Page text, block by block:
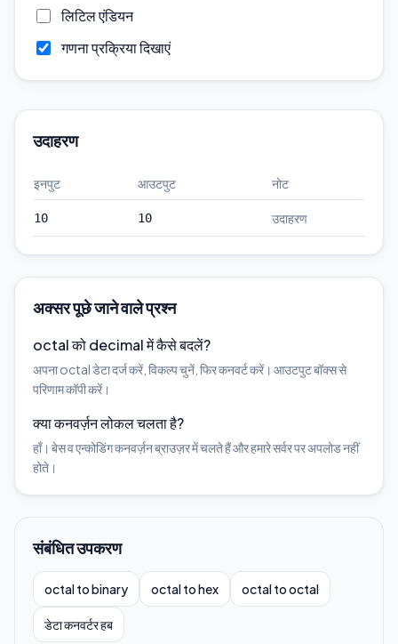
लिटिल एंडियन
गणना प्रक्रिया दिखाएं
उदाहरण
इनपुट आउटपुट नोट
10 10 उदाहरण
अक्सर पूछे जाने वाले प्रश्न
octal को decimal में कैसे बदलें?
अपना octal डेटा दर्ज करें, विकल्प चुनें, फिर कनवर्ट करें। आउटपुट बॉक्स से
परिणाम कॉपी करें।
क्या कनवर्ज़न लोकल चलता है?
हाँ। बेस व एन्कोडिंग कनवर्ज़न ब्राउज़र में चलते हैं और हमारे सर्वर पर अपलोड नहीं
होते।
संबंधित उपकरण
octal to binary octal to hex octal to octal
डेटा कनवर्टर हब